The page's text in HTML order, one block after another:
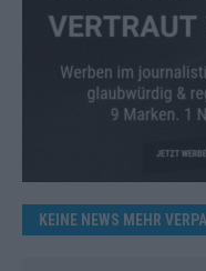
KEINE NEWS MEHR